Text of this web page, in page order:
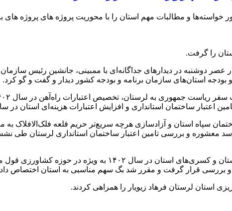
خواسته‌ها و مطالبات مهم استان را با محوریت پروژه های پروژه های
را گرفت.
دوشنبه در دیدارهای جداگانه‌ای با ممبینی، جانشين رئيس سازمان
بودجه استان‌های سازمان برنامه و بودجه کشور دیدار و گفت و گو کرد.
میلیارد دلار و تخصیص اعتبار پروژه راه‌آهن از طریق تهاتر نفت و صدور مجوز ماده ۲۳ سد معشوره و بررسی تامین
همچنین در حوزه امور استان‌های سازمان برنامه و بودجه به منظور هزینه‌های
استان لرستان فرهاد زیویار را همراهی کردند.